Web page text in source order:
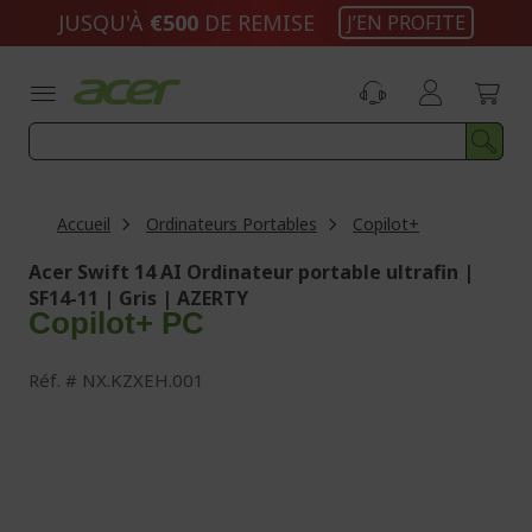
JUSQU'À €500 DE REMISE J’EN PROFITE
Accueil Ordinateurs Portables Copilot+
Acer Swift 14 AI Ordinateur portable ultrafin |
SF14-11 | Gris | AZERTY
Copilot+ PC
Réf. NX.KZXEH.001